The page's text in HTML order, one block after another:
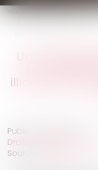
Vous êtes ici :Accueil
Un
illicite, par
Publié le :
Droit immobilier
Source :